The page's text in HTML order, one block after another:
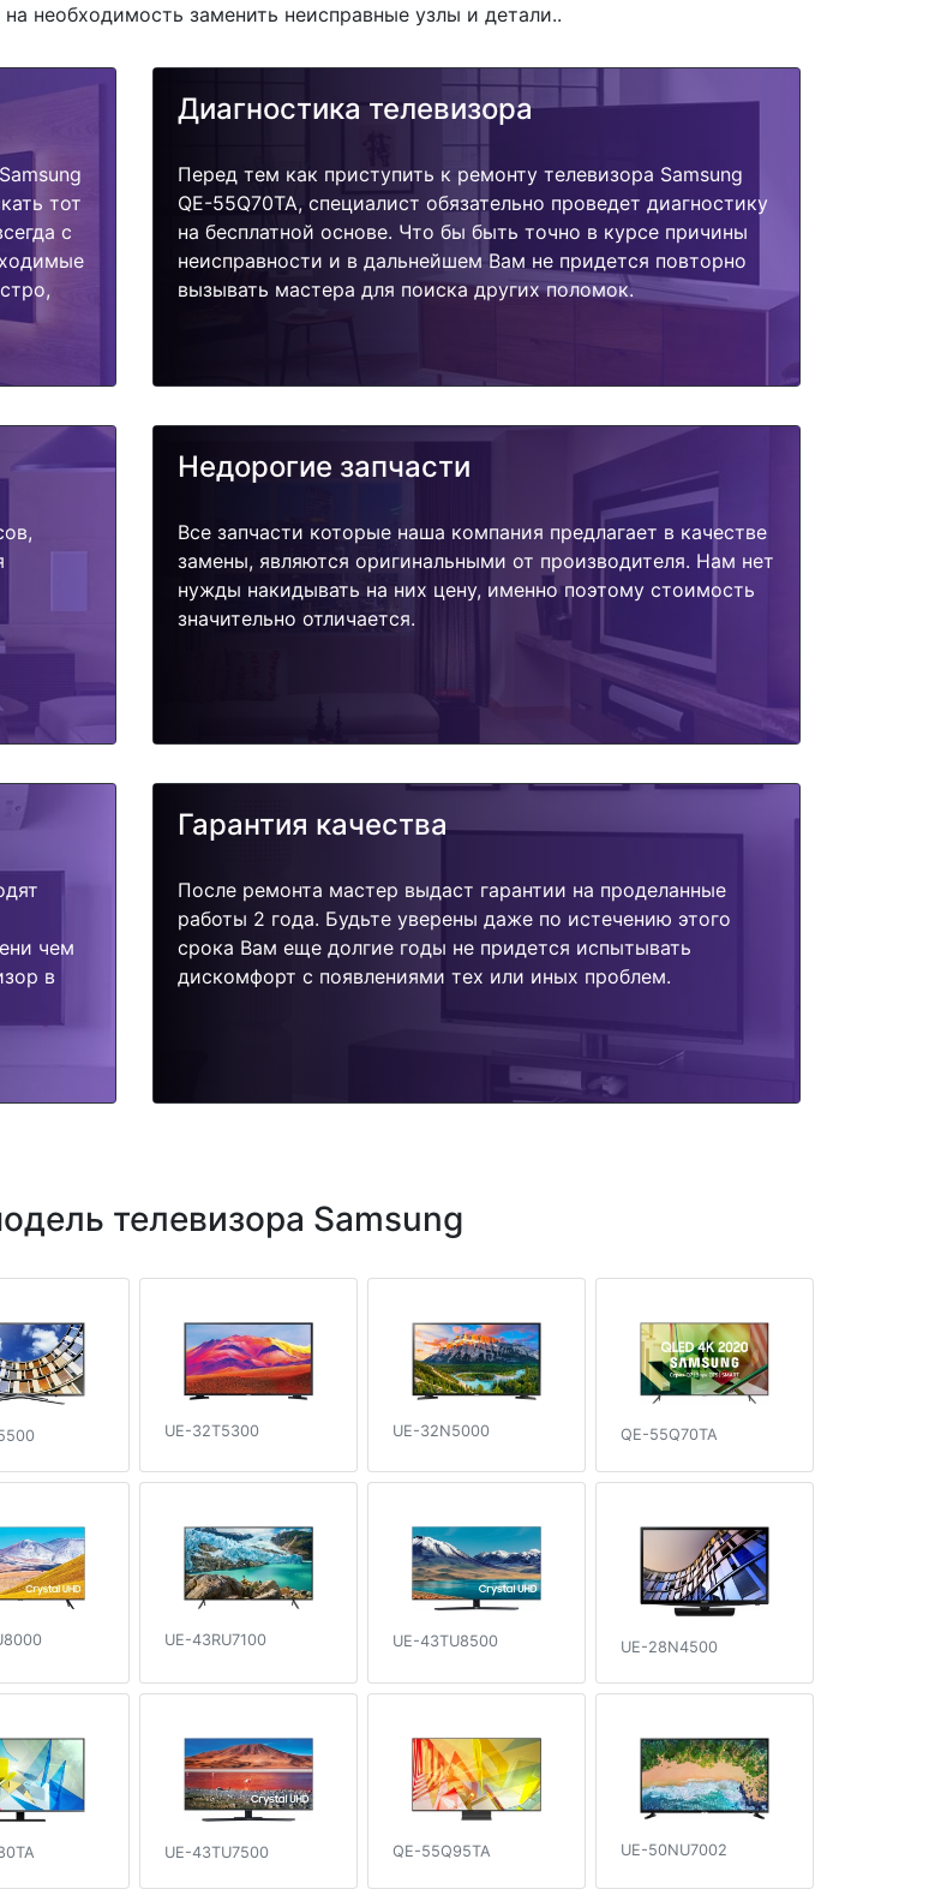
необходимость заменить неисправные узлы и детали..
тот
с
Диагностика телевизора
Перед тем как приступить к ремонту телевизора Samsung
QE-55Q70TA, специалист обязательно проведет диагностику
на бесплатной основе. Что бы быть точно в курсе причины
неисправности и в дальнейшем Вам не придется повторно
вызывать мастера для поиска других поломок.
Недорогие запчасти
Все запчасти которые наша компания предлагает в качестве
замены, являются оригинальными от производителя. Нам нет
нужды накидывать на них цену, именно поэтому стоимость
значительно отличается.
чем
в
Гарантия качества
После ремонта мастер выдаст гарантии на проделанные
работы 2 года. Будьте уверены даже по истечению этого
срока Вам еще долгие годы не придется испытывать
дискомфорт с появлениями тех или иных проблем.
телевизора Samsung
UE-32T5300 UE-32N5000 QE-55Q70TA
UE-43RU7100 UE-43TU8500 UE-28N4500
UE-43TU7500 QE-55Q95TA UE-50NU7002